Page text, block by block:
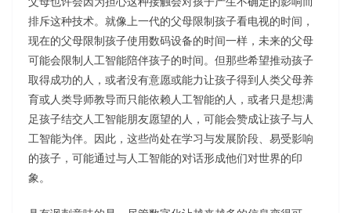
排斥这种技术。就像上一代的父母限制孩子看电视的时间，
现在的父母限制孩子使用数码设备的时间一样，未来的父母
可能会限制人工智能陪伴孩子的时间。但那些希望推动孩子
取得成功的人，或者没有意愿或能力让孩子得到人类父母养
育或人类导师教导而只能依赖人工智能的人，或者只是想满
足孩子结交人工智能朋友愿望的人，可能会赞成让孩子与人
工智能为伴。因此，这些尚处在学习与发展阶段、易受影响
的孩子，可能通过与人工智能的对话形成他们对世界的印
象。